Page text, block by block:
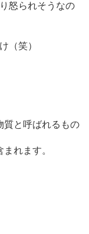
怒られそうなの
（笑）
質と呼ばれるもの
れます。